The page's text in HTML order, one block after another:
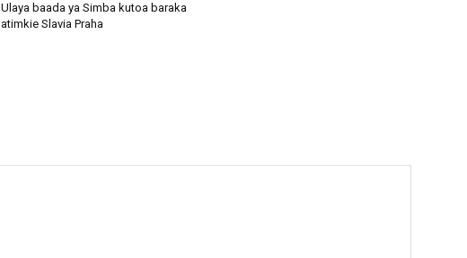
Ulaya baada ya Simba kutoa baraka
atimkie Slavia Praha